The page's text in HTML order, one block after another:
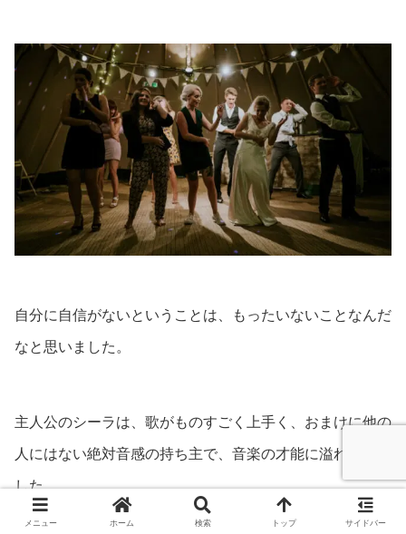
自分に自信がないということは、もったいないことなんだ
なと思いました。
主人公のシーラは、歌がものすごく上手く、おまけに他の
人にはない絶対音感の持ち主で、音楽の才能に溢れていま
した。
メニュー ホーム 検索 トップ サイドバー